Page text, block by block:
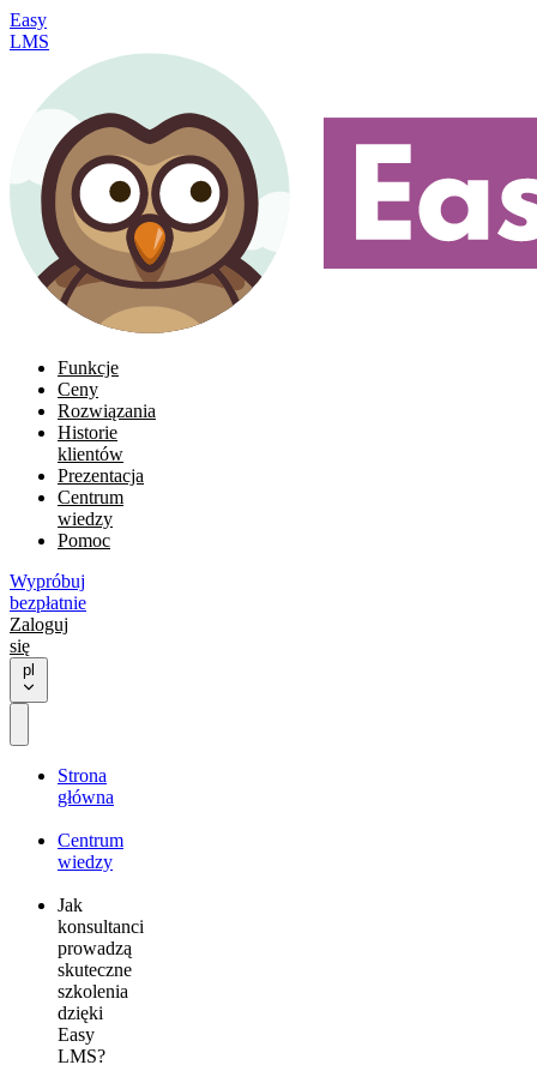
Easy
LMS
Funkcje
Ceny
Rozwiązania
Historie
klientów
Prezentacja
Centrum
wiedzy
Pomoc
Wypróbuj
bezpłatnie
Zaloguj
się
pl
Strona
główna
Centrum
wiedzy
Jak
konsultanci
prowadzą
skuteczne
szkolenia
dzięki
Easy
LMS?